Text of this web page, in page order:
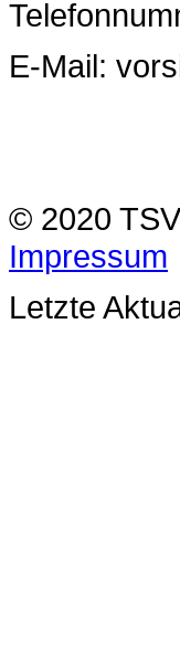
E-Mail:
© 2020
Impressum
Letzte